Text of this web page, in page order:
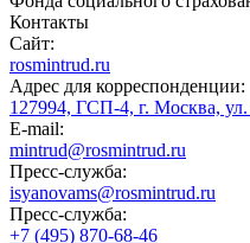
Контакты
Сайт:
rosmintrud.ru
Адрес для корреспонденции:
127994, ГСП-4, г. Москва,
E-mail:
mintrud@rosmintrud.ru
Пресс-служба:
isyanovams@rosmintrud.ru
Пресс-служба:
+7 (495) 870-68-46